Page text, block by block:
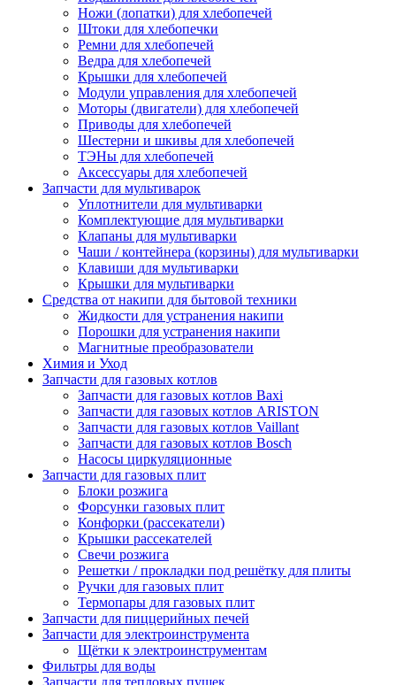
Ножи (лопатки) для хлебопечей
Штоки для хлебопечки
Ремни для хлебопечей
Ведра для хлебопечей
Крышки для хлебопечей
Модули управления для хлебопечей
Моторы (двигатели) для хлебопечей
Приводы для хлебопечей
Шестерни и шкивы для хлебопечей
ТЭНы для хлебопечей
Аксессуары для хлебопечей
Запчасти для мультиварок
Уплотнители для мультиварки
Комплектующие для мультиварки
Клапаны для мультиварки
Чаши / контейнера (корзины) для мультиварки
Клавиши для мультиварки
Крышки для мультиварки
Средства от накипи для бытовой техники
Жидкости для устранения накипи
Порошки для устранения накипи
Магнитные преобразователи
Химия и Уход
Запчасти для газовых котлов
Запчасти для газовых котлов Baxi
Запчасти для газовых котлов ARISTON
Запчасти для газовых котлов Vaillant
Запчасти для газовых котлов Bosch
Насосы циркуляционные
Запчасти для газовых плит
Блоки розжига
Форсунки газовых плит
Конфорки (рассекатели)
Крышки рассекателей
Свечи розжига
Решетки / прокладки под решётку для плиты
Ручки для газовых плит
Термопары для газовых плит
Запчасти для пиццерийных печей
Запчасти для электроинструмента
Щётки к электроинструментам
Фильтры для воды